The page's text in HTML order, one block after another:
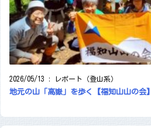
2026/05/13 : レポート（登山系）
地元の山「高嶽」を歩く【福知山山の会】